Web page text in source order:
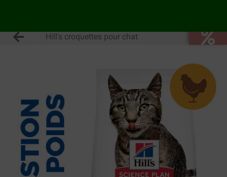
Hill's croquettes pour chat